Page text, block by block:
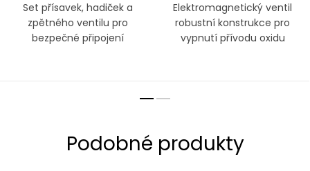
Set přísavek, hadiček a
zpětného ventilu pro
bezpečné připojení
Elektromagnetický ventil
robustní konstrukce pro
vypnutí přívodu oxidu